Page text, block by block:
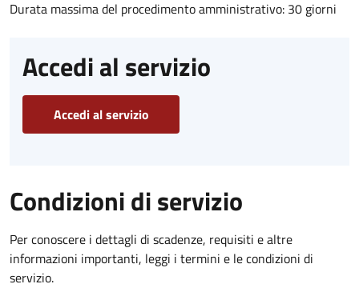
Durata massima del procedimento amministrativo: 30 giorni
Accedi al servizio
Accedi al servizio
Condizioni di servizio
Per conoscere i dettagli di scadenze, requisiti e altre
informazioni importanti, leggi i termini e le condizioni di
servizio.